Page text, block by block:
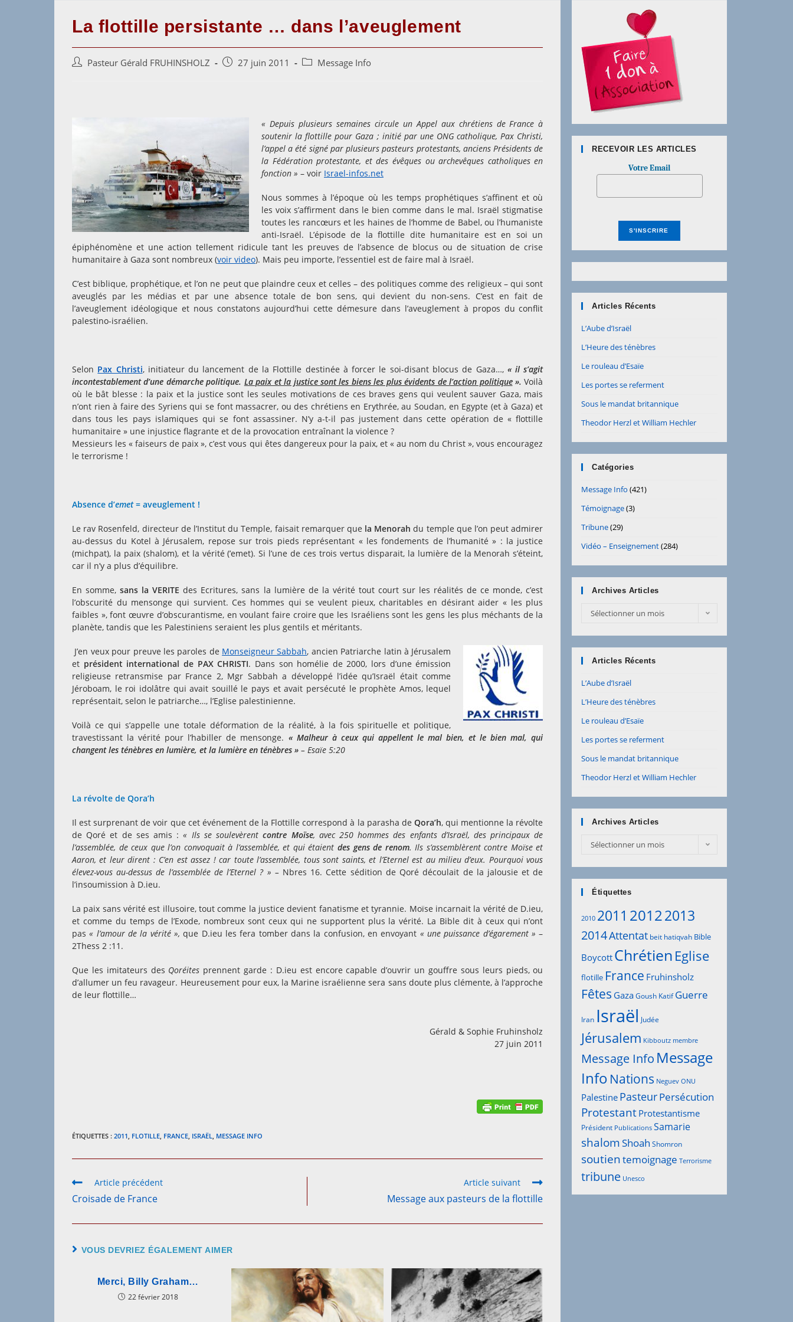
La flottille persistante … dans l’aveuglement
Auteur/autrice
Pasteur Gérald FRUHINSHOLZ
Post 27 juin 2011
Post Message Info
« Depuis plusieurs semaines circule un Appel aux chrétiens de France à
soutenir la flottille pour Gaza ; initié par une ONG catholique, Pax Christi,
l’appel a été signé par plusieurs pasteurs protestants, anciens Présidents de
la Fédération protestante, et des évêques ou archevêques catholiques en
fonction » – voir Israel-infos.net
Nous sommes à l’époque où les temps prophétiques s’affinent et où
les voix s’affirment dans le bien comme dans le mal. Israël stigmatise
toutes les rancœurs et les haines de l’homme de Babel, ou l’humaniste
anti-Israël. L’épisode de la flottille dite humanitaire est en soi un
épiphénomène et une action tellement ridicule tant les preuves de l’absence de blocus ou de situation de crise
humanitaire à Gaza sont nombreux (voir video). Mais peu importe, l’essentiel est de faire mal à Israël.
C’est biblique, prophétique, et l’on ne peut que plaindre ceux et celles – des politiques comme des religieux – qui sont
aveuglés par les médias et par une absence totale de bon sens, qui devient du non-sens. C’est en fait de
l’aveuglement idéologique et nous constatons aujourd’hui cette démesure dans l’aveuglement à propos du conflit
palestino-israélien.
Selon Pax Christi, initiateur du lancement de la Flottille destinée à forcer le soi-disant blocus de Gaza…, « il s’agit
incontestablement d’une démarche politique. La paix et la justice sont les biens les plus évidents de l’action politique». Voilà
où le bât blesse : la paix et la justice sont les seules motivations de ces braves gens qui veulent sauver Gaza, mais
n’ont rien à faire des Syriens qui se font massacrer, ou des chrétiens en Erythrée, au Soudan, en Egypte (et à Gaza) et
dans tous les pays islamiques qui se font assassiner. N’y a-t-il pas justement dans cette opération de « flottille
humanitaire » une injustice flagrante et de la provocation entraînant la violence ?
Messieurs les « faiseurs de paix », c’est vous qui êtes dangereux pour la paix, et « au nom du Christ », vous encouragez
le terrorisme !
Absence d’emet= aveuglement !
Le rav Rosenfeld, directeur de l’Institut du Temple, faisait remarquer que la Menorah du temple que l’on peut admirer
au-dessus du Kotel à Jérusalem, repose sur trois pieds représentant « les fondements de l’humanité » : la justice
(michpat), la paix (shalom), et la vérité (’emet). Si l’une de ces trois vertus disparait, la lumière de la Menorah s’éteint,
car il n’y a plus d’équilibre.
En somme,sans la VERITE des Ecritures, sans la lumière de la vérité tout court sur les réalités de ce monde, c’est
l’obscurité du mensonge qui survient. Ces hommes qui se veulent pieux, charitables en désirant aider « les plus
faibles », font œuvre d’obscurantisme, en voulant faire croire que les Israéliens sont les gens les plus méchants de la
planète, tandis que les Palestiniens seraient les plus gentils et méritants.
J’en veux pour preuve les paroles de Monseigneur Sabbah, ancien Patriarche latin à Jérusalem
et président international de PAX CHRISTI. Dans son homélie de 2000, lors d’une émission
religieuse retransmise par France 2, Mgr Sabbah a développé l’idée qu’Israël était comme
Jéroboam, le roi idolâtre qui avait souillé le pays et avait persécuté le prophète Amos, lequel
représentait, selon le patriarche…, l’Eglise palestinienne.
Voilà ce qui s’appelle une totale déformation de la réalité, à la fois spirituelle et politique,
travestissant la vérité pour l’habiller de mensonge. « Malheur à ceux qui appellent le mal bien, et le bien mal, qui
changent les ténèbres en lumière, et la lumière en ténèbres » – Esaïe 5:20
La révolte de Qora’h
Il est surprenant de voir que cet événement de la Flottille correspond à la parasha de Qora’h, qui mentionne la révolte
de Qoré et de ses amis :« Ils se soulevèrentcontre Moïse, avec 250 hommes des enfants d’Israël, des principaux de
l’assemblée, de ceux que l’on convoquait à l’assemblée, et qui étaientdes gens de renom. Ils s’assemblèrent contre Moïse et
Aaron, et leur dirent : C’en est assez ! car toute l’assemblée, tous sont saints, et l’Eternel est au milieu d’eux. Pourquoi vous
élevez-vous au-dessus de l’assemblée de l’Eternel ? » – Nbres 16. Cette sédition de Qoré découlait de la jalousie et de
l’insoumission à D.ieu.
La paix sans vérité est illusoire, tout comme la justice devient fanatisme et tyrannie. Moïse incarnait la vérité de D.ieu,
et comme du temps de l’Exode, nombreux sont ceux qui ne supportent plus la vérité. La Bible dit à ceux qui n’ont
pas« l’amour de la vérité », que D.ieu les fera tomber dans la confusion, en envoyant « une puissance d’égarement » –
2Thess 2 :11.
Que les imitateurs des Qoréites prennent garde : D.ieu est encore capable d’ouvrir un gouffre sous leurs pieds, ou
d’allumer un feu ravageur. Heureusement pour eux, la Marine israélienne sera sans doute plus clémente, à l’approche
de leur flottille…
Gérald & Sophie Fruhinsholz
27 juin 2011
ÉTIQUETTES : 2011, FLOTILLE, FRANCE, ISRAËL, MESSAGE INFO
Read
articles
Article précédent
Croisade de France
Article suivant
Message aux pasteurs de la flottille
VOUS DEVRIEZ ÉGALEMENT AIMER
Merci, Billy Graham…
22 février 2018
RECEVOIR LES ARTICLES
Votre Email
Articles Récents
L’Aube d’Israël
L’Heure des ténèbres
Le rouleau d’Esaïe
Les portes se referment
Sous le mandat britannique
Theodor Herzl et William Hechler
Catégories
Message Info (421)
Témoignage(3)
Tribune(29)
Vidéo – Enseignement(284)
Archives Articles
Archives
Sélectionner un mois
Articles Récents
L’Aube d’Israël
L’Heure des ténèbres
Le rouleau d’Esaïe
Les portes se referment
Sous le mandat britannique
Theodor Herzl et William Hechler
Archives Articles
Archives
Sélectionner un mois
Étiquettes
2010 2011 20122013
2014Attentat beit hatiqvah Bible
Boycott Chrétien Eglise
flotille France Fruhinsholz
Fêtes GazaGoush Katif Guerre
Iran Israël Judée
Jérusalem Kibboutz membre
Message Info Message
Info Nations Neguev ONU
Palestine PasteurPersécution
Protestant Protestantisme
Président Publications Samarie
shalomShoah Shomron
soutientemoignage Terrorisme
tribune Unesco